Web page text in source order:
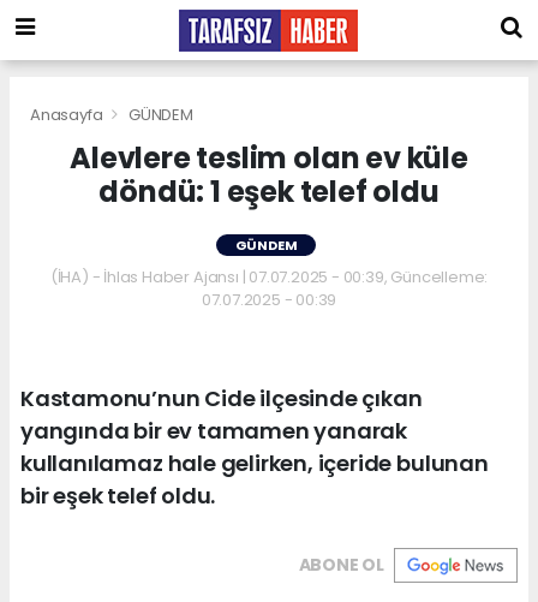
Anasayfa GÜNDEM
Alevlere teslim olan ev küle
döndü: 1 eşek telef oldu
GÜNDEM
(İHA) - İhlas Haber Ajansı | 07.07.2025 - 00:39, Güncelleme:
07.07.2025 - 00:39
Kastamonu’nun Cide ilçesinde çıkan
yangında bir ev tamamen yanarak
kullanılamaz hale gelirken, içeride bulunan
bir eşek telef oldu.
ABONE OL